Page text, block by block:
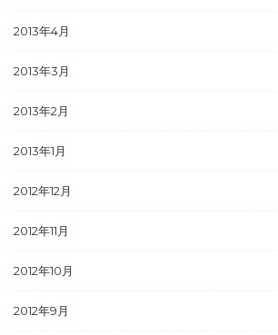
2013年4月
2013年3月
2013年2月
2013年1月
2012年12月
2012年11月
2012年10月
2012年9月